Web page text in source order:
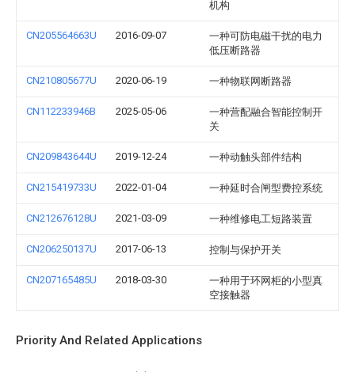
机构
CN205564663U 2016-09-07
一种可防电磁干扰的电力
低压断路器
CN210805677U 2020-06-19 一种物联网断路器
CN112233946B 2025-05-06
一种营配融合智能控制开
关
CN209843644U 2019-12-24 一种动触头部件结构
CN215419733U 2022-01-04 一种延时合闸型费控系统
CN212676128U 2021-03-09 一种维修电工短路装置
CN206250137U 2017-06-13 控制与保护开关
CN207165485U 2018-03-30
一种用于环网柜的小型真
空接触器
Priority And Related Applications